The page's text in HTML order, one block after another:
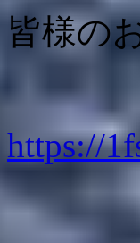
皆様の
https://